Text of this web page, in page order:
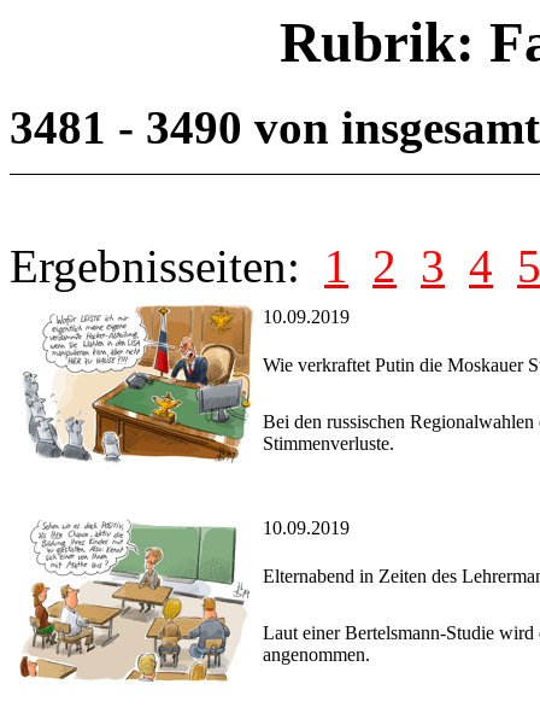
Rubrik:
3481 - 3490 von
Ergebnisseiten: 1 2 3 4 5
10.09.2019
Wie verkraftet Putin die Moskauer
Bei den russischen
Stimmenverluste.
10.09.2019
Elternabend in Zeiten des
Laut einer Bertelsmann-Studie
angenommen.